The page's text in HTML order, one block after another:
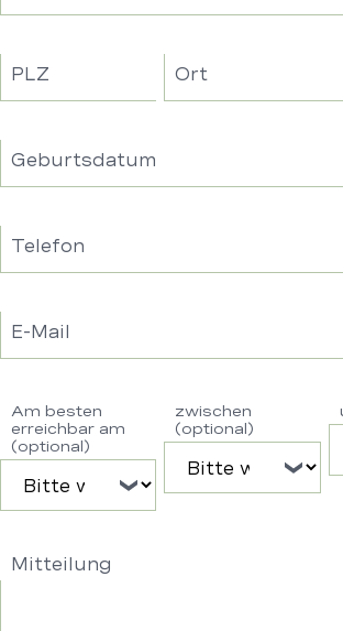
PLZ Ort
Geburtsdatum
Telefon
E-Mail
Am besten
erreichbar am
(optional)
zwischen
(optional)
Mitteilung